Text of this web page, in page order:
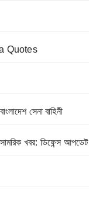
Quotes
সেনা বাহিনী
খবর: ডিফেন্স আপডেট